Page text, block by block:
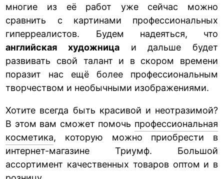
многие из её работ уже сейчас можно
сравнить с картинами профессиональных
гиперреалистов. Будем надеяться, что
английская художница и дальше будет
развивать свой талант и в скором времени
поразит нас ещё более профессиональным
творчеством и необычными изображениями.
Хотите всегда быть красивой и неотразимой?
В этом вам сможет помочь профессиональная
косметика, которую можно приобрести в
интернет-магазине Триумф. Большой
ассортимент качественных товаров оптом и в